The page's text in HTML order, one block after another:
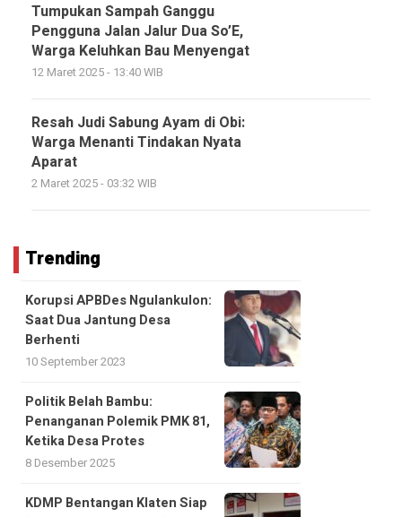
Tumpukan Sampah Ganggu
Pengguna Jalan Jalur Dua So’E,
Warga Keluhkan Bau Menyengat
12 Maret 2025 - 13:40 WIB
Resah Judi Sabung Ayam di Obi:
Warga Menanti Tindakan Nyata
Aparat
2 Maret 2025 - 03:32 WIB
Trending
Korupsi APBDes Ngulankulon:
Saat Dua Jantung Desa
Berhenti
10 September 2023
Politik Belah Bambu:
Penanganan Polemik PMK 81,
Ketika Desa Protes
8 Desember 2025
KDMP Bentangan Klaten Siap